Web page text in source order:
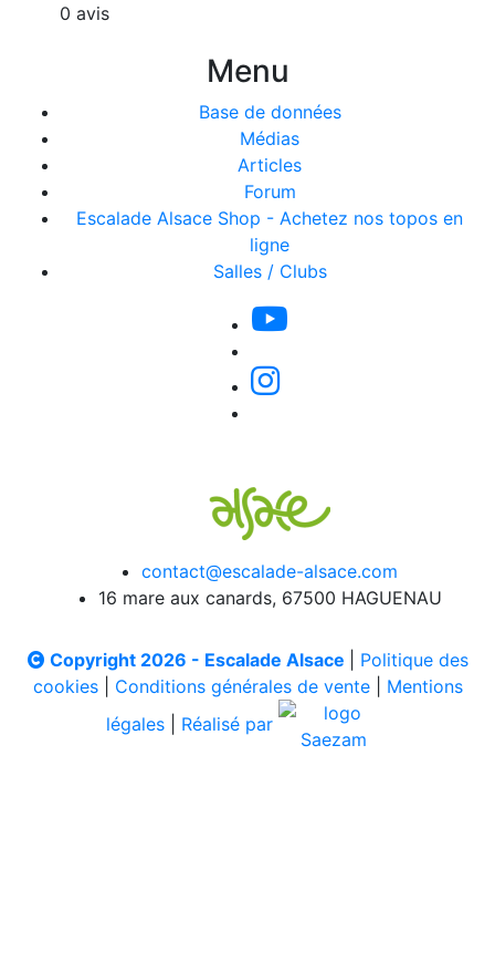
0 avis
Menu
Base de données
Médias
Articles
Forum
Escalade Alsace Shop - Achetez nos topos en
ligne
Salles / Clubs
contact@escalade-alsace.com
16 mare aux canards, 67500 HAGUENAU
Copyright 2026 - Escalade Alsace
Politique des
cookies| Conditions générales de vente| Mentions
légales
Réalisé par